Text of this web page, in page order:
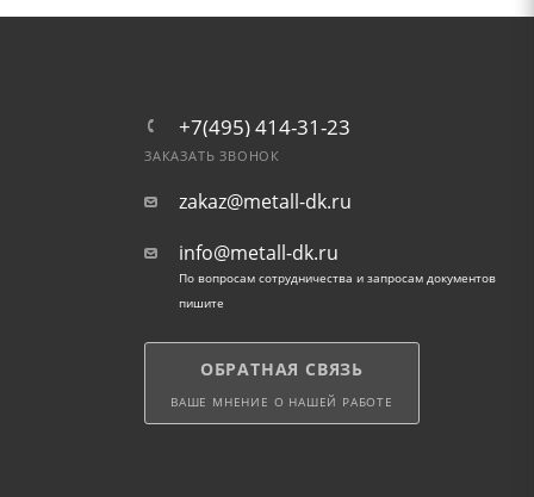
+7(495) 414-31-23
ЗАКАЗАТЬ ЗВОНОК
zakaz@metall-dk.ru
info@metall-dk.ru
По вопросам сотрудничества и запросам документов
пишите
ОБРАТНАЯ СВЯЗЬ
ВАШЕ МНЕНИЕ О НАШЕЙ РАБОТЕ